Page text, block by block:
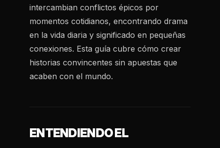
intercambian conflictos épicos por
momentos cotidianos, encontrando drama
en la vida diaria y significado en pequeñas
conexiones. Esta guía cubre cómo crear
historias convincentes sin apuestas que
acaben con el mundo.
ENTENDIENDO EL